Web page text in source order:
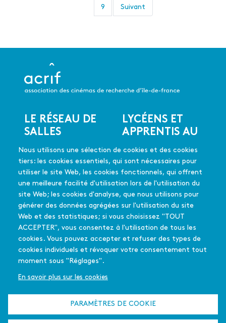
Page
9 Page
Suivant
Nous utilisons une sélection de cookies et des cookies
tiers: les cookies essentiels, qui sont nécessaires pour
utiliser le site Web, les cookies fonctionnels, qui offrent
une meilleure facilité d'utilisation lors de l'utilisation du
site Web; les cookies d'analyse, que nous utilisons pour
générer des données agrégées sur l'utilisation du site
Web et des statistiques; si vous choisissez "TOUT
ACCEPTER", vous consentez à l'utilisation de tous les
cookies. Vous pouvez accepter et refuser des types de
cookies individuels et révoquer votre consentement tout
moment sous "Réglages".
En savoir plus sur les cookies
PARAMÈTRES DE COOKIE
Menu
pied
de
page
LE RÉSEAU DE
SALLES
Les salles du réseau
Les coups de coeur
Les films soutenus
LYCÉENS ET
APPRENTIS AU
CINÉMA
En quelques mots
Mode d'emploi
FAQ
Édition 2025-26
PASSEURS
D'IMAGES
En quelques mots
La déclinaison
francilienne
L'été culturel
Menu
secondaire
L'équipe - Contact
Partenaires
Qui sommes-nous
?